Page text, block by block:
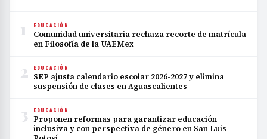
1 EDUCACIÓN
Comunidad universitaria rechaza recorte de matrícula
en Filosofía de la UAEMex
2 EDUCACIÓN
SEP ajusta calendario escolar 2026-2027 y elimina
suspensión de clases en Aguascalientes
3 EDUCACIÓN
Proponen reformas para garantizar educación
inclusiva y con perspectiva de género en San Luis